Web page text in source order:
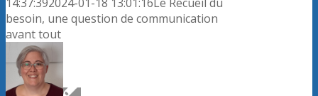
besoin, une question de communication
avant tout